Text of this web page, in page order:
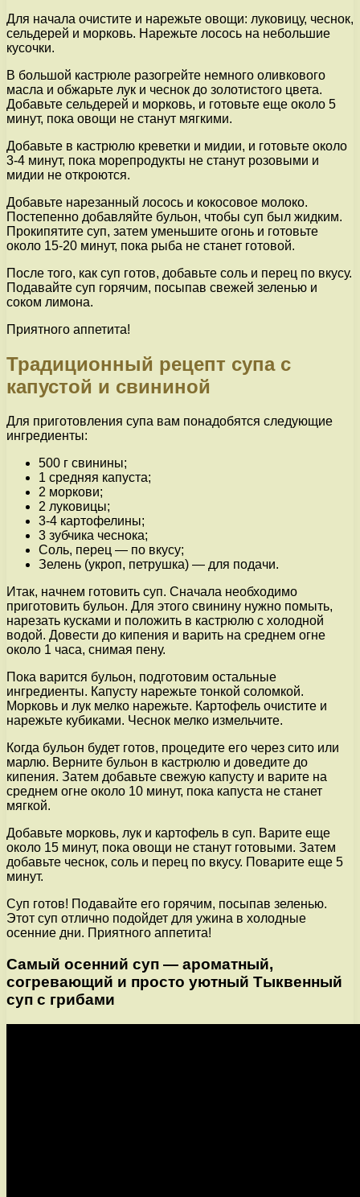
Для начала очистите и нарежьте овощи: луковицу, чеснок,
сельдерей и морковь. Нарежьте лосось на небольшие
кусочки.
В большой кастрюле разогрейте немного оливкового
масла и обжарьте лук и чеснок до золотистого цвета.
Добавьте сельдерей и морковь, и готовьте еще около 5
минут, пока овощи не станут мягкими.
Добавьте в кастрюлю креветки и мидии, и готовьте около
3-4 минут, пока морепродукты не станут розовыми и
мидии не откроются.
Добавьте нарезанный лосось и кокосовое молоко.
Постепенно добавляйте бульон, чтобы суп был жидким.
Прокипятите суп, затем уменьшите огонь и готовьте
около 15-20 минут, пока рыба не станет готовой.
После того, как суп готов, добавьте соль и перец по вкусу.
Подавайте суп горячим, посыпав свежей зеленью и
соком лимона.
Приятного аппетита!
Традиционный рецепт супа с
капустой и свининой
Для приготовления супа вам понадобятся следующие
ингредиенты:
500 г свинины;
1 средняя капуста;
2 моркови;
2 луковицы;
3-4 картофелины;
3 зубчика чеснока;
Соль, перец — по вкусу;
Зелень (укроп, петрушка) — для подачи.
Итак, начнем готовить суп. Сначала необходимо
приготовить бульон. Для этого свинину нужно помыть,
нарезать кусками и положить в кастрюлю с холодной
водой. Довести до кипения и варить на среднем огне
около 1 часа, снимая пену.
Пока варится бульон, подготовим остальные
ингредиенты. Капусту нарежьте тонкой соломкой.
Морковь и лук мелко нарежьте. Картофель очистите и
нарежьте кубиками. Чеснок мелко измельчите.
Когда бульон будет готов, процедите его через сито или
марлю. Верните бульон в кастрюлю и доведите до
кипения. Затем добавьте свежую капусту и варите на
среднем огне около 10 минут, пока капуста не станет
мягкой.
Добавьте морковь, лук и картофель в суп. Варите еще
около 15 минут, пока овощи не станут готовыми. Затем
добавьте чеснок, соль и перец по вкусу. Поварите еще 5
минут.
Суп готов! Подавайте его горячим, посыпав зеленью.
Этот суп отлично подойдет для ужина в холодные
осенние дни. Приятного аппетита!
Самый осенний суп — ароматный,
согревающий и просто уютный Тыквенный
суп с грибами